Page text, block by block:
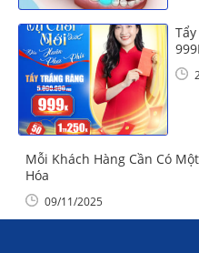
Mỗi Khách Hàng Cần Có
Hóa
09/11/2025